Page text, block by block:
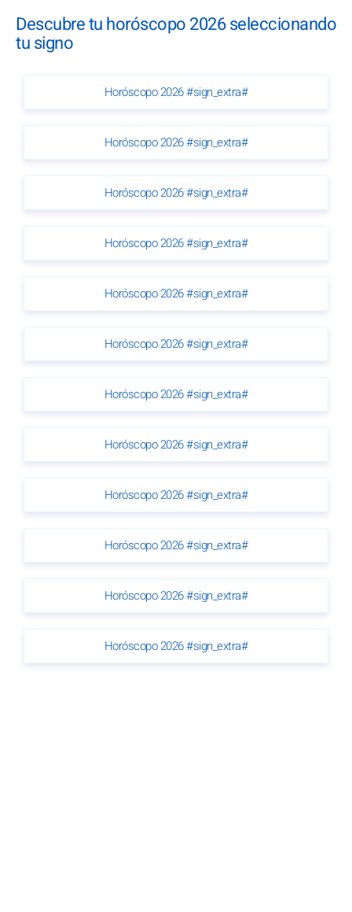
Descubre tu horóscopo 2026 seleccionando
tu signo
Horóscopo 2026 #sign_extra#
Horóscopo 2026 #sign_extra#
Horóscopo 2026 #sign_extra#
Horóscopo 2026 #sign_extra#
Horóscopo 2026 #sign_extra#
Horóscopo 2026 #sign_extra#
Horóscopo 2026 #sign_extra#
Horóscopo 2026 #sign_extra#
Horóscopo 2026 #sign_extra#
Horóscopo 2026 #sign_extra#
Horóscopo 2026 #sign_extra#
Horóscopo 2026 #sign_extra#